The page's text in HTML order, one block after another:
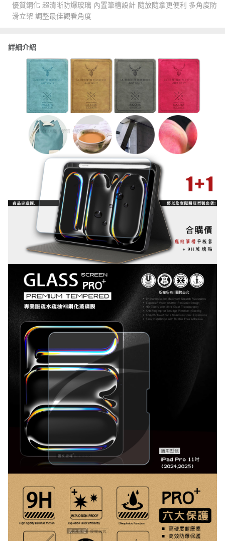
優質鋼化 超清晰防爆玻璃 內置筆槽設計 隨放隨拿更便利 多角度防
滑立架 調整最佳觀看角度
詳細介紹